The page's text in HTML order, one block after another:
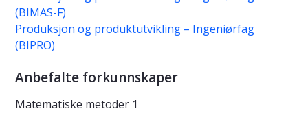
(BIMAS-F)
Produksjon og produktutvikling – Ingeniørfag
(BIPRO)
Anbefalte forkunnskaper
Matematiske metoder 1